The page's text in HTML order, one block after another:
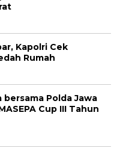
Kapolri Cek
Rumah
bersama Polda Jawa
Cup III Tahun